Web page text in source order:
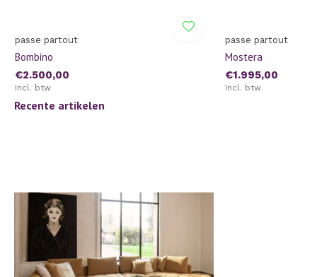
passe partout
Bombino
€2.500,00
Incl. btw
passe partout
Mostera
€1.995,00
Incl. btw
Recente artikelen